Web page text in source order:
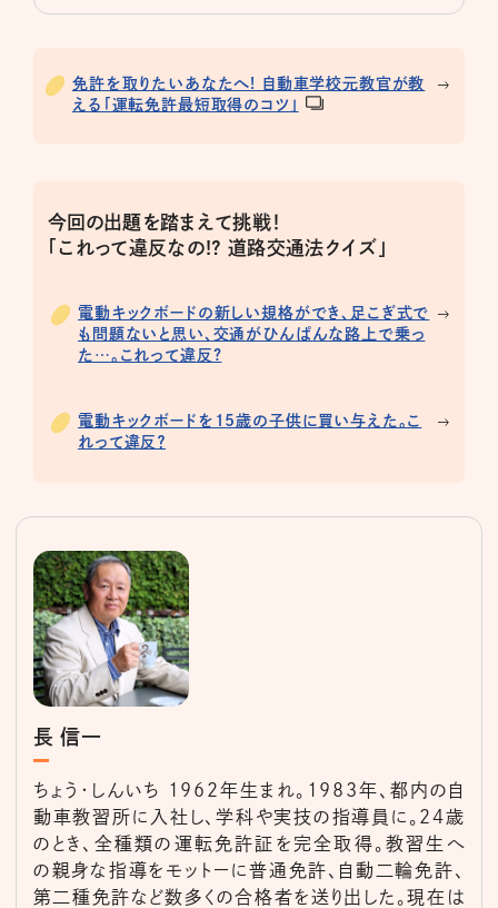
免許を取りたいあなたへ! 自動車学校元教官が教
える「運転免許最短取得のコツ」
今回の出題を踏まえて挑戦！
「これって違反なの!? 道路交通法クイズ」
電動キックボードの新しい規格ができ、足こぎ式で
も問題ないと思い、交通がひんぱんな路上で乗っ
た…。これって違反?
電動キックボードを15歳の子供に買い与えた。こ
れって違反？
長 信一
ちょう・しんいち 1962年生まれ。1983年、都内の自
動車教習所に入社し、学科や実技の指導員に。24歳
のとき、全種類の運転免許証を完全取得。教習生へ
の親身な指導をモットーに普通免許、自動二輪免許、
第二種免許など数多くの合格者を送り出した。現在は